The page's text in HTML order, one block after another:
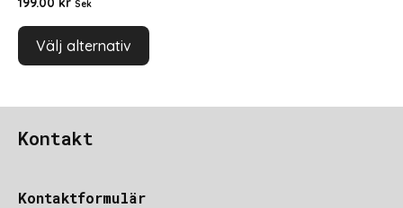
Sek
Välj alternativ
Kontakt
Kontaktformulär